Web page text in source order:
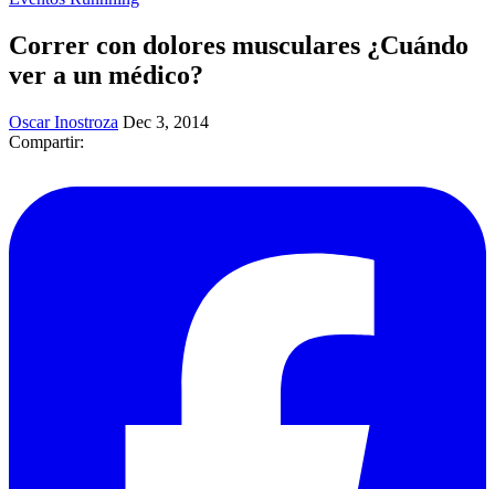
Correr con dolores musculares ¿Cuándo
ver a un médico?
Oscar Inostroza Dec 3, 2014
Compartir: